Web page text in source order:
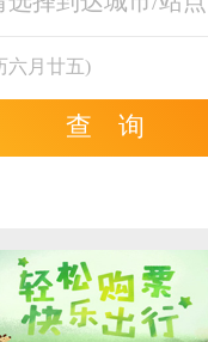
六月廿五)
查 询